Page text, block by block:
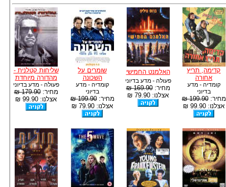
קדימה, תריץ
אחורה
קומדיה - מדע
בדיוני
מחיר:199.90 ₪
אצלנו: 99.90 ₪
האלמנט החמישי
פעולה - מדע בדיוני
מחיר:169.90 ₪
אצלנו: 79.90 ₪
שומרים על
השכונה
קומדיה - מדע
בדיוני
מחיר:199.90 ₪
אצלנו: 79.90 ₪
שליחות קטלנית -
מהדורה מיוחדת
פעולה - מדע בדיוני
מחיר:179.90 ₪
אצלנו: 99.90 ₪